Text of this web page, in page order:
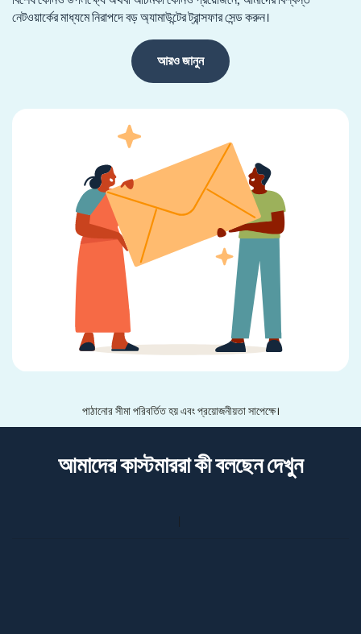
নেটওয়ার্কের মাধ্যমে নিরাপদে বড় অ্যামাউন্টের ট্রান্সফার সেন্ড করুন।
আরও জানুন
পাঠানোর সীমা পরিবর্তিত হয় এবং প্রয়োজনীয়তা সাপেক্ষে।
আমাদের কাস্টমাররা কী বলছেন দেখুন